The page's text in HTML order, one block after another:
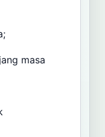
masa